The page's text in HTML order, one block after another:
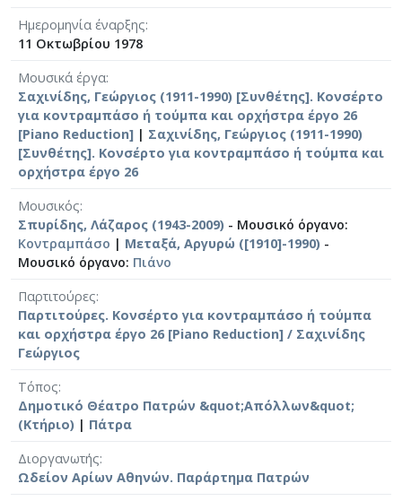
Ημερομηνία έναρξης
11 Οκτωβρίου 1978
Μουσικά έργα
Σαχινίδης, Γεώργιος (1911-1990) [Συνθέτης]. Κονσέρτο
για κοντραμπάσο ή τούμπα και ορχήστρα έργο 26
[Piano Reduction] | Σαχινίδης, Γεώργιος (1911-1990)
[Συνθέτης]. Κονσέρτο για κοντραμπάσο ή τούμπα και
ορχήστρα έργο 26
Μουσικός
Σπυρίδης, Λάζαρος (1943-2009) - Μουσικό όργανο:
Κοντραμπάσο | Μεταξά, Αργυρώ ([1910]-1990) -
Μουσικό όργανο: Πιάνο
Παρτιτούρες
Παρτιτούρες. Κονσέρτο για κοντραμπάσο ή τούμπα
και ορχήστρα έργο 26 [Piano Reduction] / Σαχινίδης
Γεώργιος
Τόπος
Δημοτικό Θέατρο Πατρών &quot;Απόλλων&quot;
(Κτήριο) | Πάτρα
Διοργανωτής
Ωδείον Αρίων Αθηνών. Παράρτημα Πατρών